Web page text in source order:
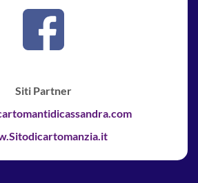
Siti Partner